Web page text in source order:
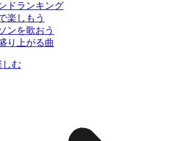
ドランキング
楽しもう
ンを歌おう
り上がる曲
しむ